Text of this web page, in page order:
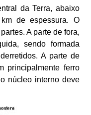
da Terra, abaixo
de espessura. O
A parte de fora,
sendo formada
A parte de
principalmente ferro
núcleo interno deve